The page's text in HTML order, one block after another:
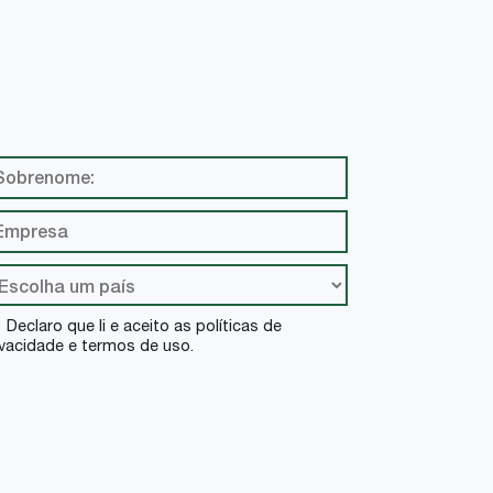
Declaro que li e aceito as políticas de
e termos de uso.